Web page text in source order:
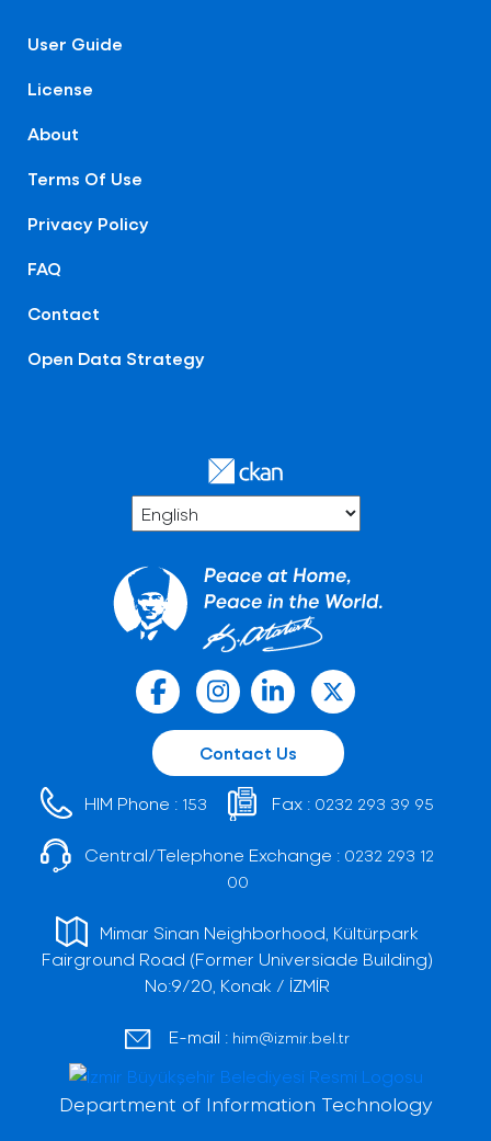
User Guide
License
About
Terms Of Use
Privacy Policy
FAQ
Contact
Open Data Strategy
Contact Us
HIM Phone : 153 Fax : 0232 293 39 95
Central/Telephone Exchange : 0232 293 12
00
Mimar Sinan Neighborhood, Kültürpark
Fairground Road (Former Universiade Building)
No:9/20, Konak / İZMİR
E-mail : him@izmir.bel.tr
Department of Information Technology